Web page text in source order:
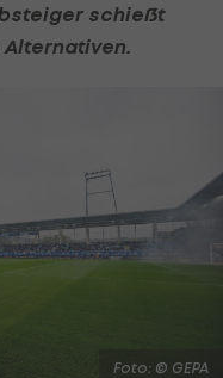
schießt
Foto: © GEPA